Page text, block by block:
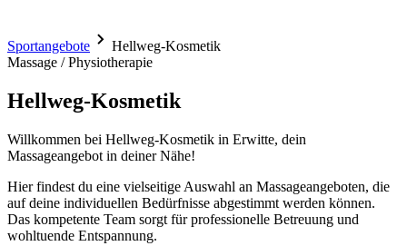
Sportangebote
Hellweg-Kosmetik
Massage / Physiotherapie
Hellweg-Kosmetik
Willkommen bei Hellweg-Kosmetik in Erwitte, dein
Massageangebot in deiner Nähe!
Hier findest du eine vielseitige Auswahl an Massageangeboten, die
auf deine individuellen Bedürfnisse abgestimmt werden können.
Das kompetente Team sorgt für professionelle Betreuung und
wohltuende Entspannung.